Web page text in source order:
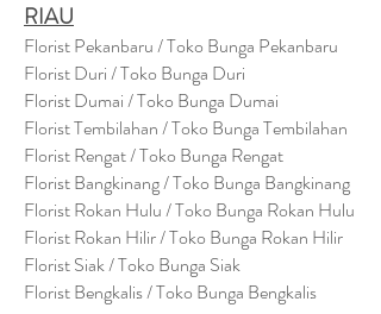
RIAU
Florist Pekanbaru / Toko Bunga Pekanbaru
Florist Duri / Toko Bunga Duri
Florist Dumai / Toko Bunga Dumai
Florist Tembilahan / Toko Bunga Tembilahan
Florist Rengat / Toko Bunga Rengat
Florist Bangkinang / Toko Bunga Bangkinang
Florist Rokan Hulu / Toko Bunga Rokan Hulu
Florist Rokan Hilir / Toko Bunga Rokan Hilir
Florist Siak / Toko Bunga Siak
Florist Bengkalis / Toko Bunga Bengkalis